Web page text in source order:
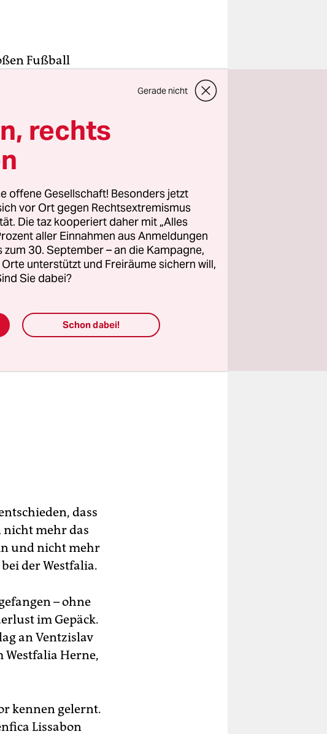
Fußball
nur noch
auch am Umgang
der
ins Champions-
vier Monate als
José Mourinho bei
Der ist
dass
nicht mehr das
und nicht mehr
der Westfalia.
– ohne
im Gepäck.
an Ventzislav
Herne,
kennen gelernt.
Lissabon
Gerade nicht
rechts
offene Gesellschaft! Besonders jetzt
vor Ort gegen Rechtsextremismus
Die taz kooperiert daher mit „Alles
aller Einnahmen aus Anmeldungen
zum 30. September – an die Kampagne,
unterstützt und Freiräume sichern will,
Sie dabei?
Schon dabei!